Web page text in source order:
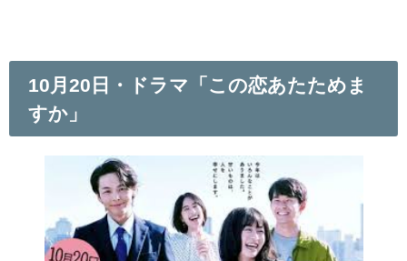
10月20日・ドラマ「この恋あたためま
すか」